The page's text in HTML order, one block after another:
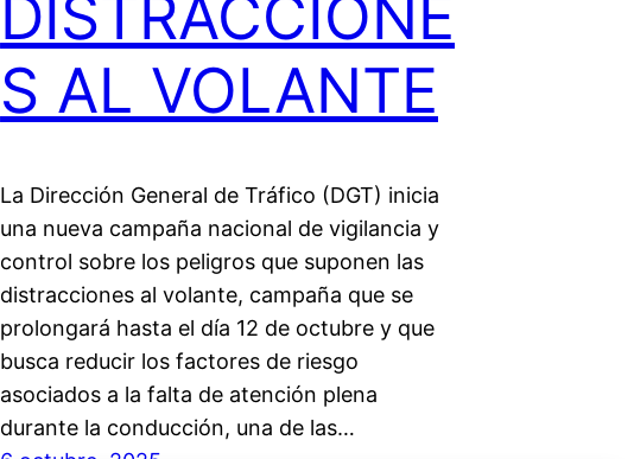
DISTRACCIONE
S AL VOLANTE
La Dirección General de Tráfico (DGT) inicia
una nueva campaña nacional de vigilancia y
control sobre los peligros que suponen las
distracciones al volante, campaña que se
prolongará hasta el día 12 de octubre y que
busca reducir los factores de riesgo
asociados a la falta de atención plena
durante la conducción, una de las…